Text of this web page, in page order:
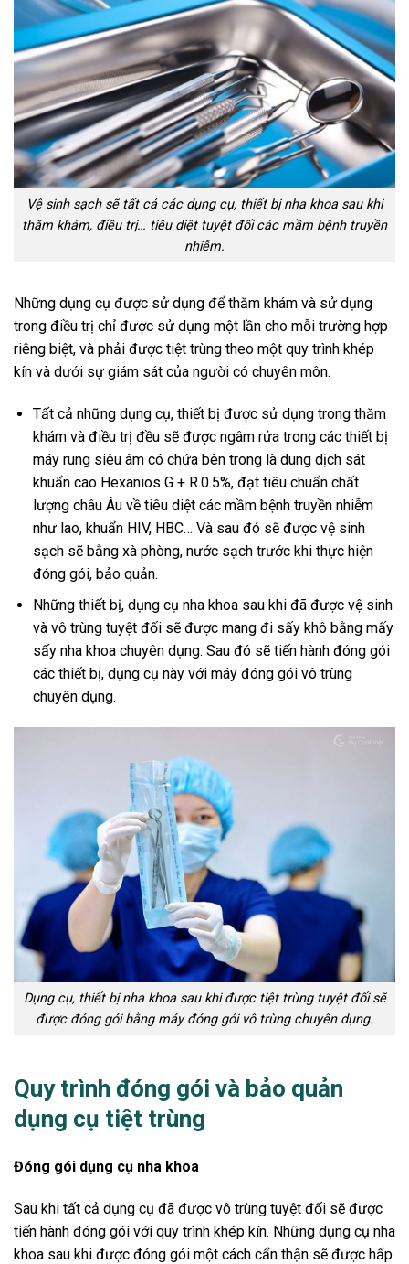
Vệ sinh sạch sẽ tất cả các dụng cụ, thiết bị nha khoa sau khi
thăm khám, điều trị… tiêu diệt tuyệt đối các mầm bệnh truyền
nhiễm.
Những dụng cụ được sử dụng để thăm khám và sử dụng
trong điều trị chỉ được sử dụng một lần cho mỗi trường hợp
riêng biệt, và phải được tiệt trùng theo một quy trình khép
kín và dưới sự giám sát của người có chuyên môn.
Tất cả những dụng cụ, thiết bị được sử dụng trong thăm
khám và điều trị đều sẽ được ngâm rửa trong các thiết bị
máy rung siêu âm có chứa bên trong là dung dịch sát
khuẩn cao Hexanios G + R.0.5%, đạt tiêu chuẩn chất
lượng châu Âu về tiêu diệt các mầm bệnh truyền nhiễm
như lao, khuẩn HIV, HBC… Và sau đó sẽ được vệ sinh
sạch sẽ bằng xà phòng, nước sạch trước khi thực hiện
đóng gói, bảo quản.
Những thiết bị, dụng cụ nha khoa sau khi đã được vệ sinh
và vô trùng tuyệt đối sẽ được mang đi sấy khô bằng mấy
sấy nha khoa chuyên dụng. Sau đó sẽ tiến hành đóng gói
các thiết bị, dụng cụ này với máy đóng gói vô trùng
chuyên dụng.
Dụng cụ, thiết bị nha khoa sau khi được tiệt trùng tuyệt đối sẽ
được đóng gói bằng máy đóng gói vô trùng chuyên dụng.
Quy trình đóng gói và bảo quản
dụng cụ tiệt trùng
Đóng gói dụng cụ nha khoa
Sau khi tất cả dụng cụ đã được vô trùng tuyệt đối sẽ được
tiến hành đóng gói với quy trình khép kín. Những dụng cụ nha
khoa sau khi được đóng gói một cách cẩn thận sẽ được hấp